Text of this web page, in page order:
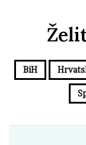
BiH